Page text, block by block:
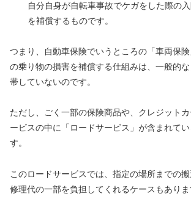
自分自身が自転車事故でケガをした際の
を補償するものです。
つまり、自動車保険でいうところの「車両保
の乗り物の損害を補償する仕組みは、一般的
帯していないのです。
ただし、ごく一部の保険商品や、クレジット
ービスの中に「ロードサービス」が含まれて
す。
このロードサービスでは、指定の場所までの
修理代の一部を負担してくれるケースもありま